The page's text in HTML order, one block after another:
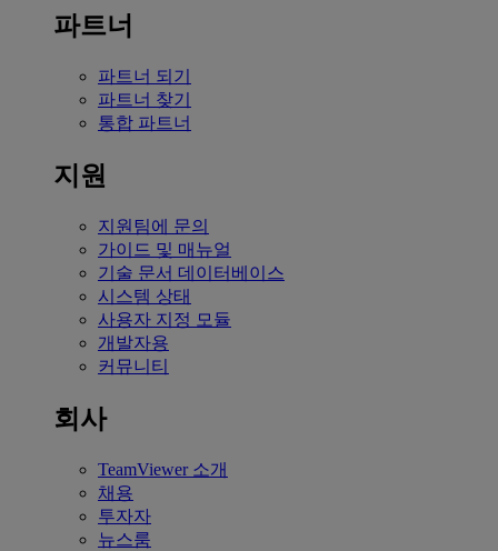
파트너
파트너 되기
파트너 찾기
통합 파트너
지원
지원팀에 문의
가이드 및 매뉴얼
기술 문서 데이터베이스
시스템 상태
사용자 지정 모듈
개발자용
커뮤니티
회사
TeamViewer 소개
채용
투자자
뉴스룸